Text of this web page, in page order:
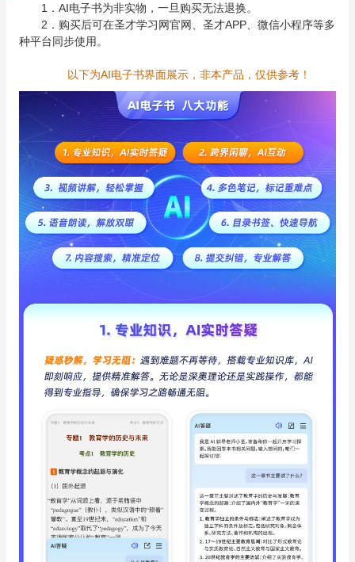
1．AI电子书为非实物，一旦购买无法退换。
2．购买后可在圣才学习网官网、圣才APP、微信小程序等多
种平台同步使用。
以下为AI电子书界面展示，非本产品，仅供参考！